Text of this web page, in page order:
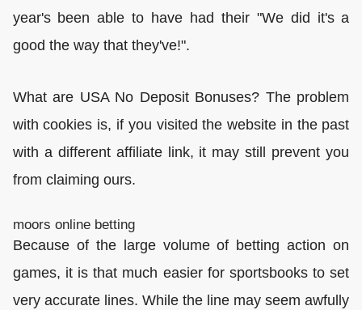
year's been able to have had their "We did it's a
good the way that they've!".
What are USA No Deposit Bonuses? The problem
with cookies is, if you visited the website in the past
with a different affiliate link, it may still prevent you
from claiming ours.
moors online betting
Because of the large volume of betting action on
games, it is that much easier for sportsbooks to set
very accurate lines. While the line may seem awfully